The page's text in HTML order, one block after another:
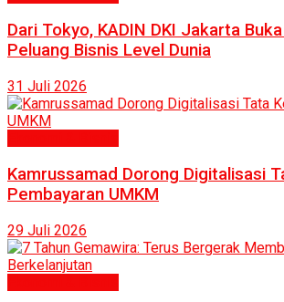
Dari Tokyo, KADIN DKI Jakarta
Peluang Bisnis Level Dunia
31 Juli 2026
Kamrussamad Dorong Digitalisasi
Pembayaran UMKM
29 Juli 2026